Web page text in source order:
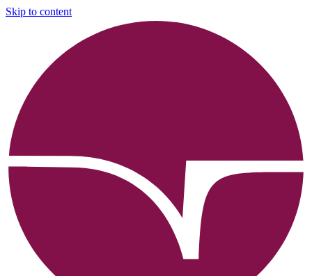
Skip to content